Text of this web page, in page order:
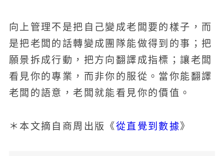
向上管理不是把自己變成老闆要的樣子，而
是把老闆的話轉變成團隊能做得到的事；把
願景拆成行動，把方向翻譯成指標；讓老闆
看見你的專業，而非你的服從。當你能翻譯
老闆的語意，老闆就能看見你的價值。
＊本文摘自商周出版《從直覺到數據》